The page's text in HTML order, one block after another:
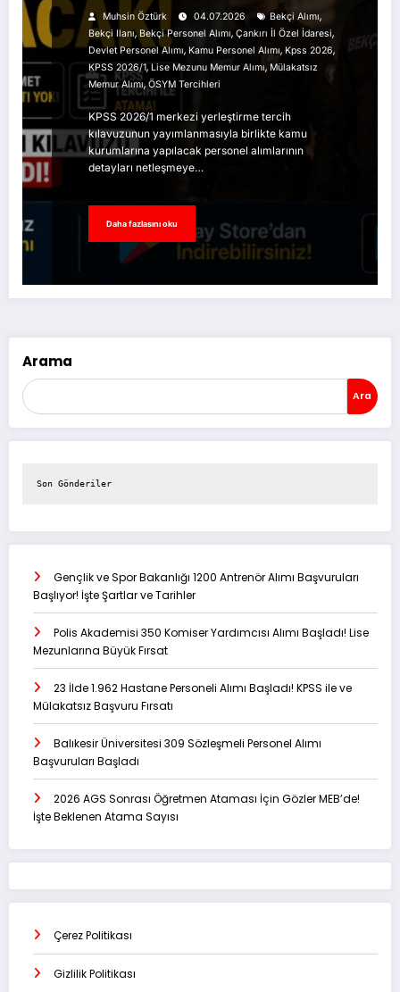
Yayımlandı
Muhsin Öztürk 04.07.2026 Bekçi Alımı,
Bekçi Ilanı, Bekçi Personel Alımı, Çankırı İl Özel İdaresi,
Devlet Personel Alımı, Kamu Personel Alımı, Kpss 2026,
KPSS 2026/1, Lise Mezunu Memur Alımı, Mülakatsız
Memur Alımı,ÖSYM Tercihleri
KPSS 2026/1 merkezi yerleştirme tercih
kılavuzunun yayımlanmasıyla birlikte kamu
kurumlarına yapılacak personel alımlarının
detayları netleşmeye…
Daha fazlasını oku
Arama
Ara
Son Gönderiler
Gençlik ve Spor Bakanlığı 1200 Antrenör Alımı Başvuruları
Başlıyor! İşte Şartlar ve Tarihler
Polis Akademisi 350 Komiser Yardımcısı Alımı Başladı! Lise
Mezunlarına Büyük Fırsat
23 İlde 1.962 Hastane Personeli Alımı Başladı! KPSS ile ve
Mülakatsız Başvuru Fırsatı
Balıkesir Üniversitesi 309 Sözleşmeli Personel Alımı
Başvuruları Başladı
2026 AGS Sonrası Öğretmen Ataması İçin Gözler MEB’de!
İşte Beklenen Atama Sayısı
Çerez Politikası
Gizlilik Politikası